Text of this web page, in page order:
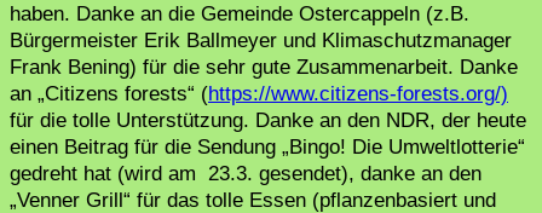
haben. Danke an die Gemeinde Ostercappeln (z.B.
Bürgermeister Erik Ballmeyer und Klimaschutzmanager
Frank Bening) für die sehr gute Zusammenarbeit. Danke
an „Citizens forests“ (https://www.citizens-forests.org/)
für die tolle Unterstützung. Danke an den NDR, der heute
einen Beitrag für die Sendung „Bingo! Die Umweltlotterie“
gedreht hat (wird am 23.3. gesendet), danke an den
„Venner Grill“ für das tolle Essen (pflanzenbasiert und